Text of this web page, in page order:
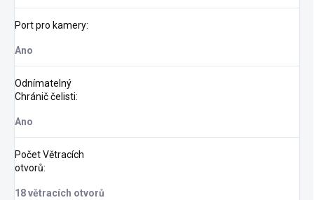
Port pro kamery:
Ano
Odnímatelný
Chránič čelisti:
Ano
Počet Větracích
otvorů:
18 větracích otvorů